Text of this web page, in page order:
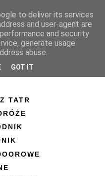
TATR
to deliver its services
and user-agent are
and security
generate usage
abuse.
GOT IT